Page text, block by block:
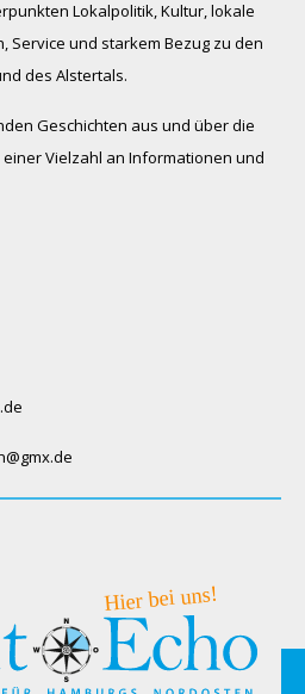
Lokalpolitik, Kultur, lokale
Service und starkem Bezug zu den
des Alstertals.
Geschichten aus und über die
Vielzahl an Informationen und